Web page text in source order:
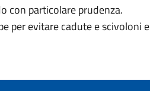
con particolare prudenza.
per evitare cadute e scivoloni e